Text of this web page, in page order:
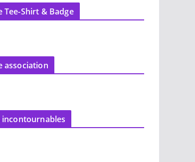
Tee-Shirt & Badge
association
incontournables